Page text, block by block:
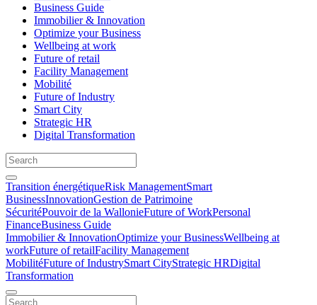
Business Guide
Immobilier & Innovation
Optimize your Business
Wellbeing at work
Future of retail
Facility Management
Mobilité
Future of Industry
Smart City
Strategic HR
Digital Transformation
Transition énergétiqueRisk ManagementSmart
BusinessInnovationGestion de Patrimoine
SécuritéPouvoir de la WallonieFuture of WorkPersonal
FinanceBusiness Guide
Immobilier & InnovationOptimize your BusinessWellbeing at
workFuture of retailFacility Management
MobilitéFuture of IndustrySmart CityStrategic HRDigital
Transformation